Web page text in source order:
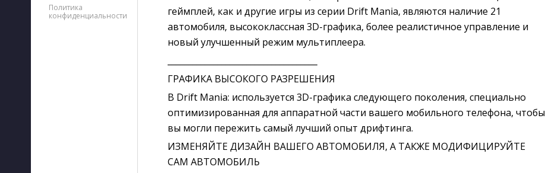
Политика
конфиденциальности
геймплей, как и другие игры из серии Drift Mania, являются наличие 21
автомобиля, высококлассная 3D-графика, более реалистичное управление и
новый улучшенный режим мультиплеера.
ГРАФИКА ВЫСОКОГО РАЗРЕШЕНИЯ
В Drift Mania: используется 3D-графика следующего поколения, специально
оптимизированная для аппаратной части вашего мобильного телефона, чтобы
вы могли пережить самый лучший опыт дрифтинга.
ИЗМЕНЯЙТЕ ДИЗАЙН ВАШЕГО АВТОМОБИЛЯ, А ТАКЖЕ МОДИФИЦИРУЙТЕ
САМ АВТОМОБИЛЬ